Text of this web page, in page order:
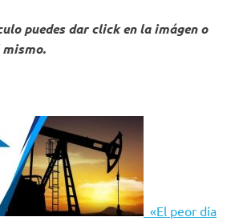
puedes dar click en la imágen o
mismo.
«El peor día